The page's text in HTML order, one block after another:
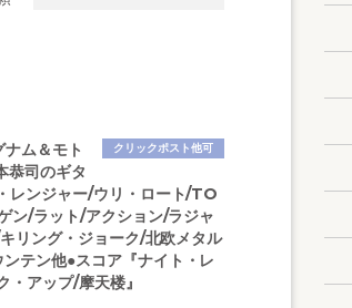
クリックポスト他可
ム＆モト
恭司のギタ
レンジャー/ウリ・ロート/TO
ン/ラット/アクション/ラジャ
ング・ジョーク/北欧メタル
テン他●スコア『ナイト・レ
アップ/摩天楼』